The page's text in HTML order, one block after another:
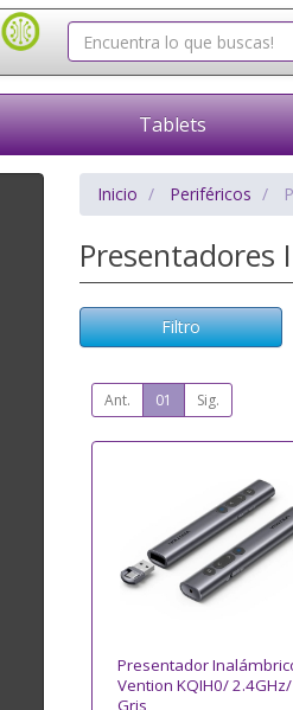
Tablets
Inicio Periféricos
Filtro
Ant. 01 Sig.
Presentador
Vention KQIH0/ 2.4GHz/
Gris